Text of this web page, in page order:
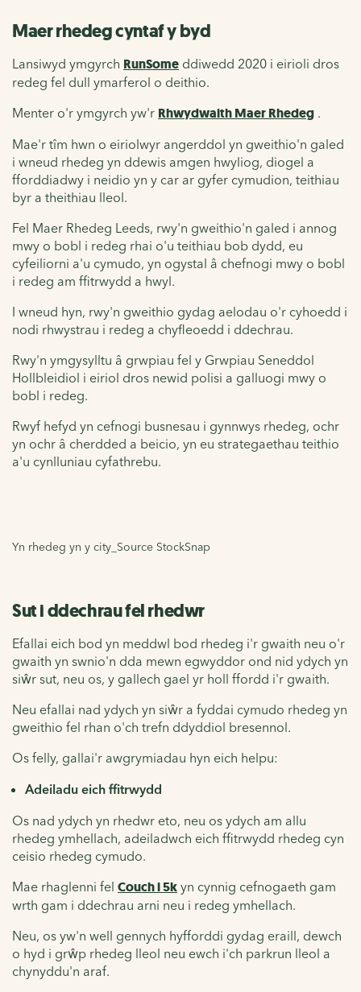
Maer rhedeg cyntaf y byd
Lansiwyd ymgyrch RunSome ddiwedd 2020 i eirioli dros
redeg fel dull ymarferol o deithio.
Menter o'r ymgyrch yw'r Rhwydwaith Maer Rhedeg .
Mae'r tîm hwn o eiriolwyr angerddol yn gweithio'n galed
i wneud rhedeg yn ddewis amgen hwyliog, diogel a
fforddiadwy i neidio yn y car ar gyfer cymudion, teithiau
byr a theithiau lleol.
Fel Maer Rhedeg Leeds, rwy'n gweithio'n galed i annog
mwy o bobl i redeg rhai o'u teithiau bob dydd, eu
cyfeiliorni a'u cymudo, yn ogystal â chefnogi mwy o bobl
i redeg am ffitrwydd a hwyl.
I wneud hyn, rwy'n gweithio gydag aelodau o'r cyhoedd i
nodi rhwystrau i redeg a chyfleoedd i ddechrau.
Rwy'n ymgysylltu â grwpiau fel y Grwpiau Seneddol
Hollbleidiol i eiriol dros newid polisi a galluogi mwy o
bobl i redeg.
Rwyf hefyd yn cefnogi busnesau i gynnwys rhedeg, ochr
yn ochr â cherdded a beicio, yn eu strategaethau teithio
a'u cynlluniau cyfathrebu.
Yn rhedeg yn y city_Source StockSnap
Sut i ddechrau fel rhedwr
Efallai eich bod yn meddwl bod rhedeg i'r gwaith neu o'r
gwaith yn swnio'n dda mewn egwyddor ond nid ydych yn
siŵr sut, neu os, y gallech gael yr holl ffordd i'r gwaith.
Neu efallai nad ydych yn siŵr a fyddai cymudo rhedeg yn
gweithio fel rhan o'ch trefn ddyddiol bresennol.
Os felly, gallai'r awgrymiadau hyn eich helpu:
Adeiladu eich ffitrwydd
Os nad ydych yn rhedwr eto, neu os ydych am allu
rhedeg ymhellach, adeiladwch eich ffitrwydd rhedeg cyn
ceisio rhedeg cymudo.
Mae rhaglenni fel Couch i 5k yn cynnig cefnogaeth gam
wrth gam i ddechrau arni neu i redeg ymhellach.
Neu, os yw'n well gennych hyfforddi gydag eraill, dewch
o hyd i grŵp rhedeg lleol neu ewch i'ch parkrun lleol a
chynyddu'n araf.